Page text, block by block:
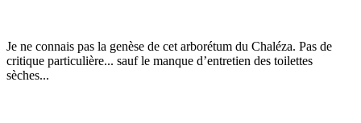
Je ne connais pas la genèse de cet arborétum du Chaléza. Pas de
critique particulière... sauf le manque d’entretien des toilettes
sèches...